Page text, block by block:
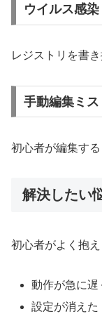
ウイルス感染
レジストリを書
手動編集ミス
初心者が編集する
解決したい
初心者がよく抱え
動作が急に遅
設定が消えた